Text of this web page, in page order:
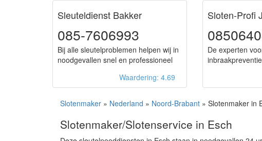
Sleuteldienst Bakker
085-7606993
Bij alle sleutelproblemen helpen wij in
noodgevallen snel en professioneel
Waardering: 4.69
Sloten-Profi
De experten
Slotenmaker » Nederland » Noord-Brabant » Slotenmaker in
Slotenmaker/Slotenservice in Esch